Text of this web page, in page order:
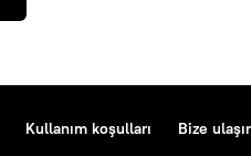
Kullanım koşulları Bize